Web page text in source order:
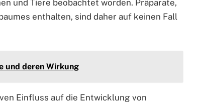
und Tiere beobachtet worden. Präparate,
enthalten, sind daher auf keinen Fall
und deren Wirkung
Einfluss auf die Entwicklung von